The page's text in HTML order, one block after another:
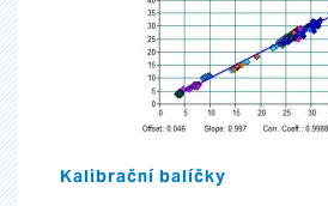
Kalibrační balíčky